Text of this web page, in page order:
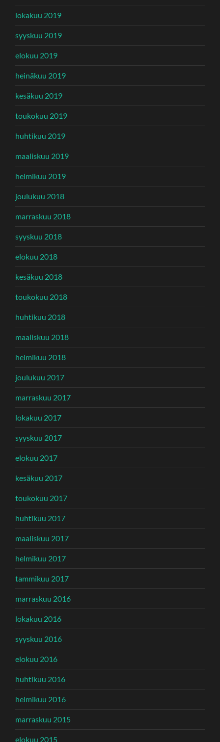
lokakuu 2019
syyskuu 2019
elokuu 2019
heinäkuu 2019
kesäkuu 2019
toukokuu 2019
huhtikuu 2019
maaliskuu 2019
helmikuu 2019
joulukuu 2018
marraskuu 2018
syyskuu 2018
elokuu 2018
kesäkuu 2018
toukokuu 2018
huhtikuu 2018
maaliskuu 2018
helmikuu 2018
joulukuu 2017
marraskuu 2017
lokakuu 2017
syyskuu 2017
elokuu 2017
kesäkuu 2017
toukokuu 2017
huhtikuu 2017
maaliskuu 2017
helmikuu 2017
tammikuu 2017
marraskuu 2016
lokakuu 2016
syyskuu 2016
elokuu 2016
huhtikuu 2016
helmikuu 2016
marraskuu 2015
elokuu 2015